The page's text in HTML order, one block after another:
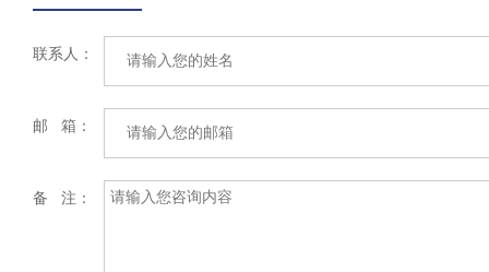
联系人：
邮 箱：
备 注：